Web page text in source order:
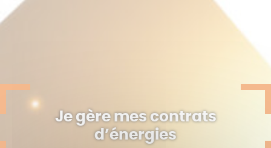
Je gère mes contrats
d’énergies